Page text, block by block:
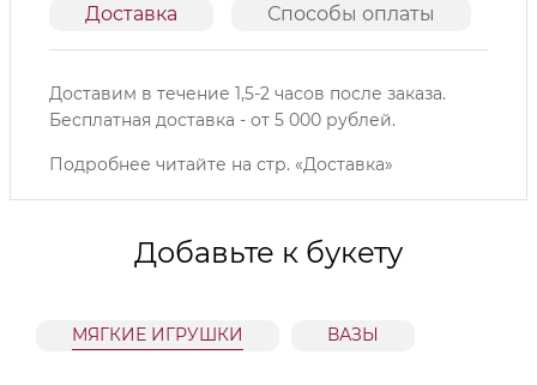
Доставка Способы оплаты
Доставим в течение 1,5-2 часов после заказа.
Бесплатная доставка - от 5 000 рублей.
Подробнее читайте на стр. «Доставка»
Добавьте к букету
МЯГКИЕ ИГРУШКИ ВАЗЫ